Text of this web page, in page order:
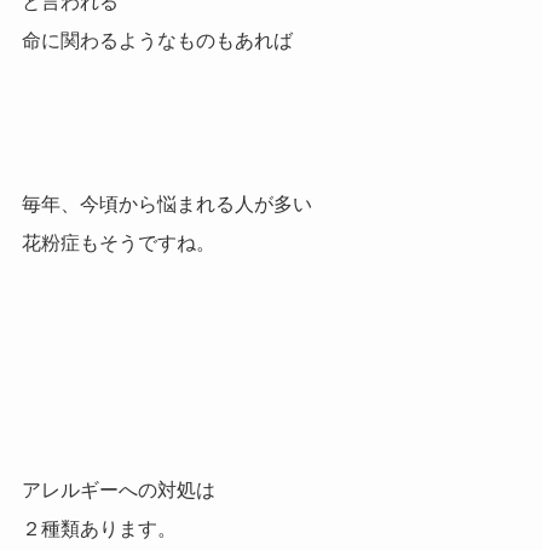
命に関わるようなものもあれば
毎年、今頃から悩まれる人が多い
花粉症もそうですね。
アレルギーへの対処は
２種類あります。